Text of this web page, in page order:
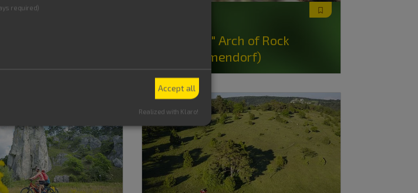
"Felsentor" Arch of Rock
(Unteremmendorf)
required)
Accept all
Realized with Klaro!